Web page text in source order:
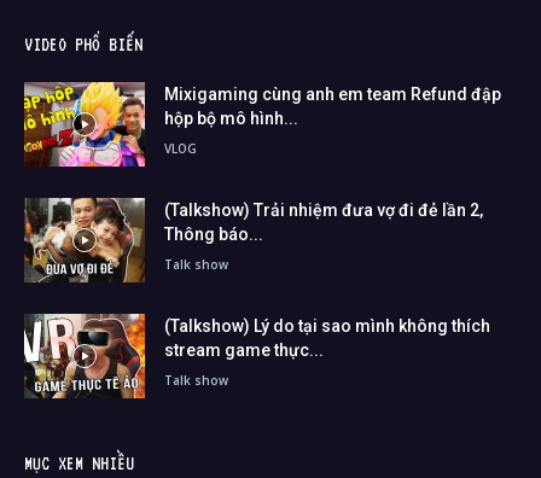
VIDEO PHỔ BIẾN
Mixigaming cùng anh em team Refund đập
hộp bộ mô hình...
VLOG
(Talkshow) Trải nhiệm đưa vợ đi đẻ lần 2,
Thông báo...
Talk show
(Talkshow) Lý do tại sao mình không thích
stream game thực...
Talk show
MỤC XEM NHIỀU